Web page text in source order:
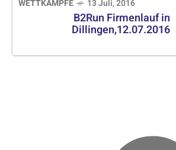
WETTKÄMPFE 13 Juli, 2016
B2Run Firmenlauf in
Dillingen,12.07.2016